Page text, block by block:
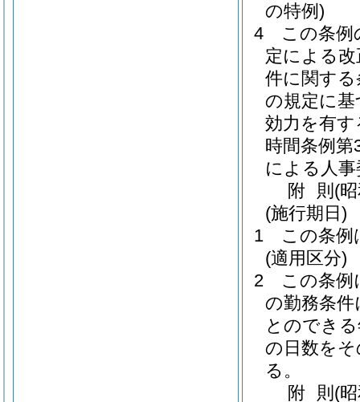
の特例)
4
この条例
定による
件に関する
の規定に
効力を有
時間条例第
による人
附 則 (
(施行期日)
1
この条例
(適用区分)
2
この条例
の勤務条
とのでき
の日数を
る。
附 則 (